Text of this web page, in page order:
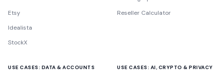
Etsy
Idealista
StockX
Reseller Calculator
USE CASES: DATA & ACCOUNTS USE CASES: AI, CRYPTO & PRIVACY